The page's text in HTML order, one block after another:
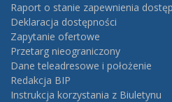
Raport o stanie zapewnienia
Deklaracja dostępności
Zapytanie ofertowe
Przetarg nieograniczony
Dane teleadresowe i położenie
Redakcja BIP
Instrukcja korzystania z Biuletynu